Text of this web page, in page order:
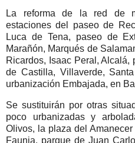
La reforma de la red de
estaciones del paseo de
Luca de Tena, paseo de
Marañón, Marqués de
Ricardos, Isaac Peral,
de Castilla, Villaverde,
urbanización Embajada, en
Se sustituirán por otras
poco urbanizadas y
Olivos, la plaza del
Faunia, parque de Juan